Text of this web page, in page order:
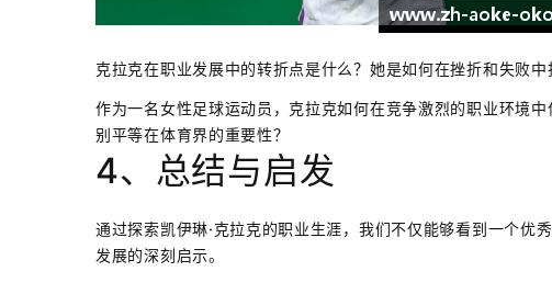
克拉克在职业发展中的转折点是什么？她是如何在挫折和失败中
作为一名女性足球运动员，克拉克如何在竞争激烈的职业环境
别平等在体育界的重要性？
4、总结与启发
通过探索凯伊琳·克拉克的职业生涯，我们不仅能够看到一个优
发展的深刻启示。